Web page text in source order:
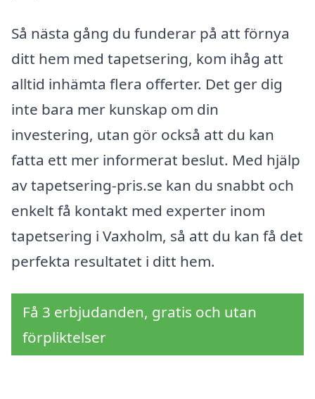
Så nästa gång du funderar på att förnya
ditt hem med tapetsering, kom ihåg att
alltid inhämta flera offerter. Det ger dig
inte bara mer kunskap om din
investering, utan gör också att du kan
fatta ett mer informerat beslut. Med hjälp
av tapetsering-pris.se kan du snabbt och
enkelt få kontakt med experter inom
tapetsering i Vaxholm, så att du kan få det
perfekta resultatet i ditt hem.
Få 3 erbjudanden, gratis och utan
förpliktelser